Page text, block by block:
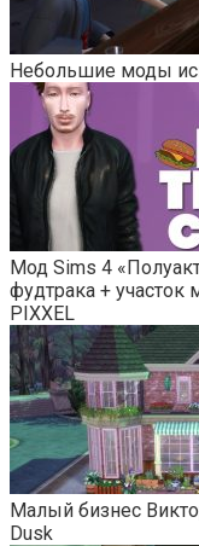
Небольшие моды
Мод Sims 4
фудтрака + участок
PIXXEL
Малый бизнес
Dusk